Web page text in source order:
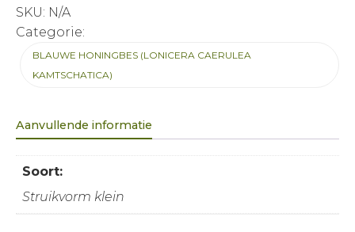
SKU: N/A
Categorie:
BLAUWE HONINGBES (LONICERA CAERULEA
KAMTSCHATICA)
Aanvullende informatie
Soort:
Struikvorm klein